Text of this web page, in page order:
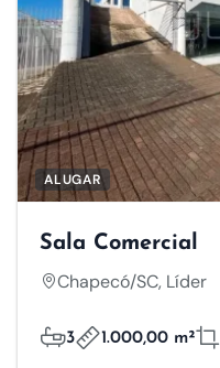
ALUGAR
Sala Comercial
Chapecó/SC, Líder
3 1.000,00 m²